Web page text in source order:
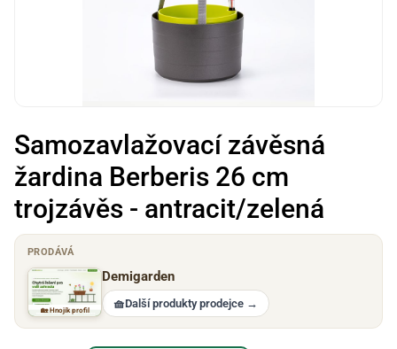
Samozavlažovací závěsná
žardina Berberis 26 cm
trojzávěs - antracit/zelená
PRODÁVÁ
🏡 Hnojík profil
Demigarden
🧺Další produkty prodejce →